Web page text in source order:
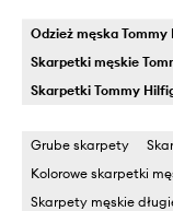
Odzież męska Tommy
Skarpetki męskie
Skarpetki Tommy
Grube skarpety
Kolorowe skarpetki
Skarpety męskie